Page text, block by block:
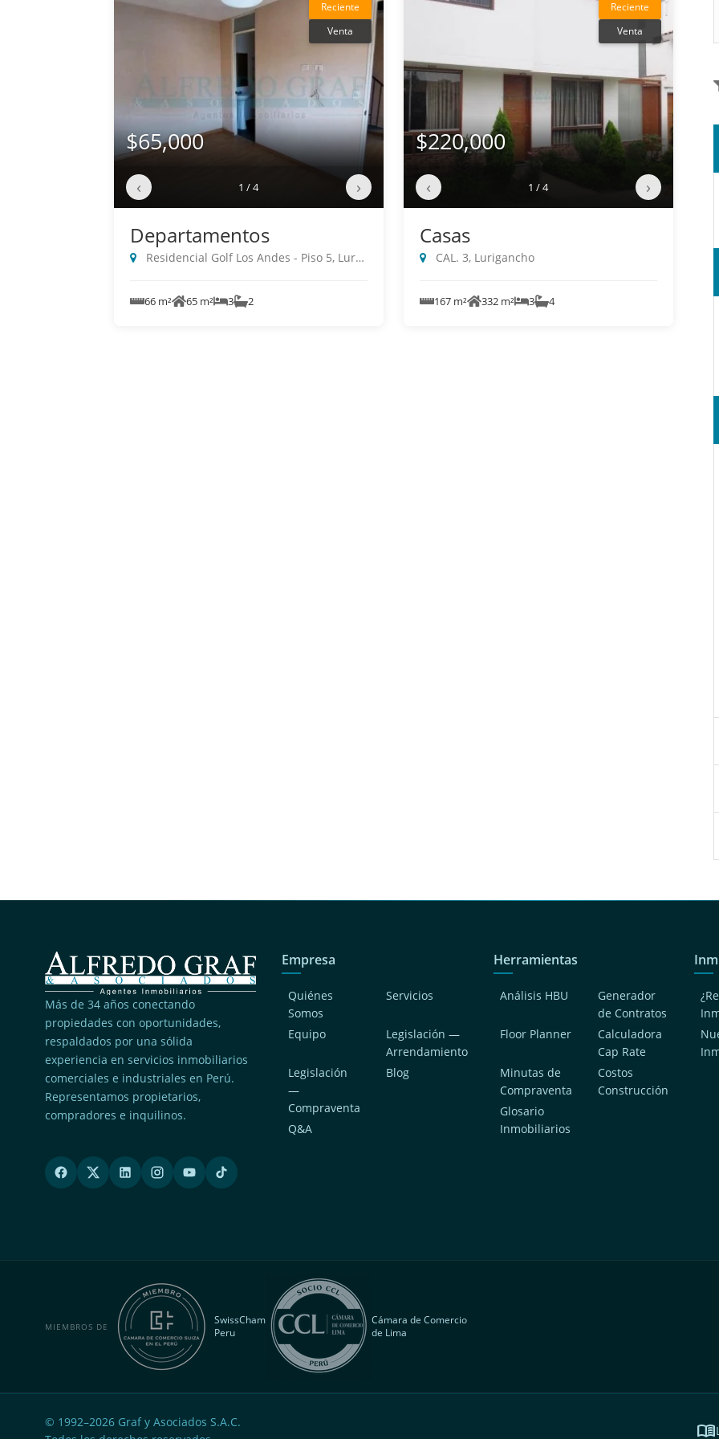
Reciente
Venta
$65,000
‹ 1 / 4 ›
Departamentos
Residencial Golf Los Andes - Piso 5, Lurigancho
66 m² 65 m² 3 2
Reciente
Venta
$220,000
‹ 1 / 4 ›
Casas
CAL. 3, Lurigancho
167 m² 332 m² 3 4
Más de 34 años conectando
propiedades con oportunidades,
respaldados por una sólida
experiencia en servicios inmobiliarios
comerciales e industriales en Perú.
Representamos propietarios,
compradores e inquilinos.
Empresa
Quiénes
Somos
Servicios
Equipo
Legislación —
Arrendamiento
Legislación
—
Compraventa
Blog
Q&A
Herramientas
Análisis HBU
Generador
de Contratos
Floor Planner
Calculadora
Cap Rate
Minutas de
Compraventa
Costos
Construcción
Glosario
Inmobiliarios
MIEMBROS DE
SwissCham
Peru
Cámara de Comercio
de Lima
© 1992–2026 Graf y Asociados S.A.C.
menu_book